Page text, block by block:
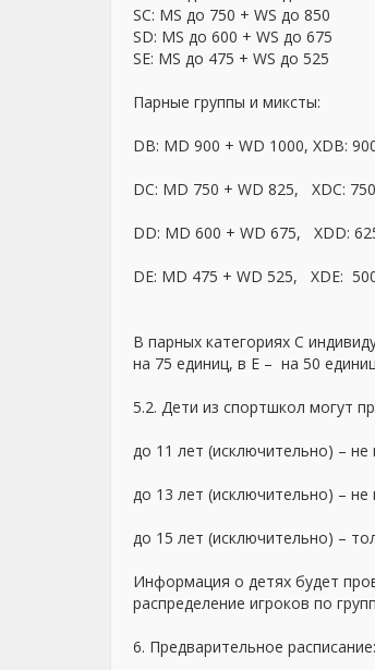
SС: MS до 750 + WS до 850
SD: MS до 600 + WS до 675
SЕ: MS до 475 + WS до 525
Парные группы и миксты:
DB: MD 900 + WD 1000, XDB:
DC: MD 750 + WD 825, XDC:
DD: MD 600 + WD 675, XDD:
DE: MD 475 + WD 525, XDE:
В парных категориях C
на 75 единиц, в Е – на 50
5.2. Дети из спортшкол могут
до 11 лет (исключительно) –
до 13 лет (исключительно) –
до 15 лет (исключительно) –
Информация о детях будет
распределение игроков по
6. Предварительное расписание: